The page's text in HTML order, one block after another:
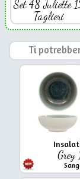
Set 48 Juliette
Taglieri
Ti
Grey